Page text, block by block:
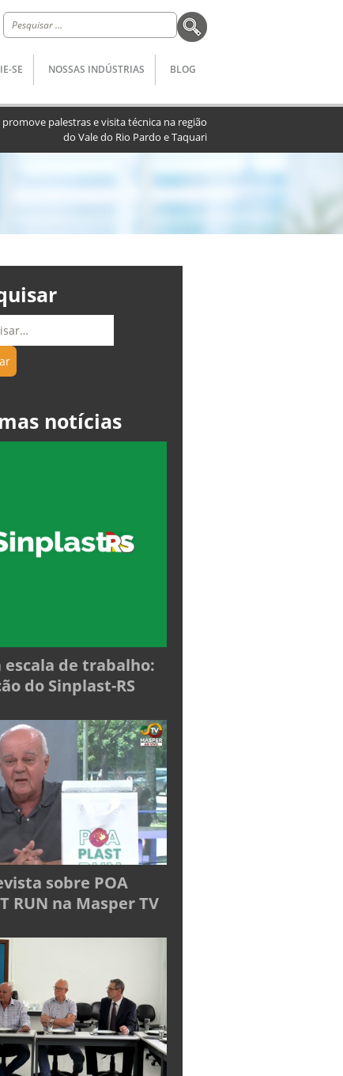
Pesquisar
por:
SE NOSSAS INDÚSTRIAS BLOG
palestras e visita técnica na região
do Vale do Rio Pardo e Taquari
notícias
escala de trabalho:
do Sinplast-RS
sobre POA
RUN na Masper TV